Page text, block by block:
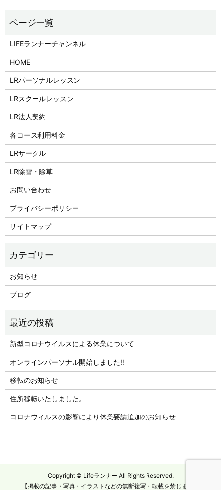
LIFEランナーチャンネル
HOME
LRパーソナルレッスン
LRスクールレッスン
LR法人契約
各コース利用料金
LRサークル
LR除雪・除草
お問い合わせ
プライバシーポリシー
サイトマップ
お知らせ
ブログ
新型コロナウイルスによる休業について
オンラインパーソナル開始しました‼︎
移転のお知らせ
住所移転いたしました。
コロナウィルスの影響により休業要請追加のお知らせ
Copyright © Lifeランナー All Rights Reserved.
【掲載の記事・写真・イラストなどの無断複写・転載を禁じます】